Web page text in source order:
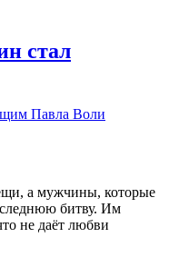
стал
Павла Воли
а мужчины, которые
битву. Им
не даёт любви